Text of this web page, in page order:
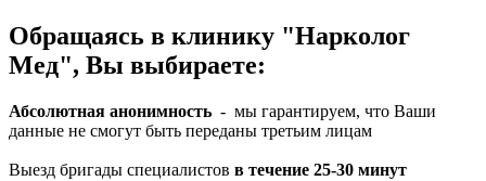
Обращаясь в клинику "Нарколог
Мед", Вы выбираете:
Абсолютная анонимность - мы гарантируем, что Ваши
данные не смогут быть переданы третьим лицам
Выезд бригады специалистов в течение 25-30 минут